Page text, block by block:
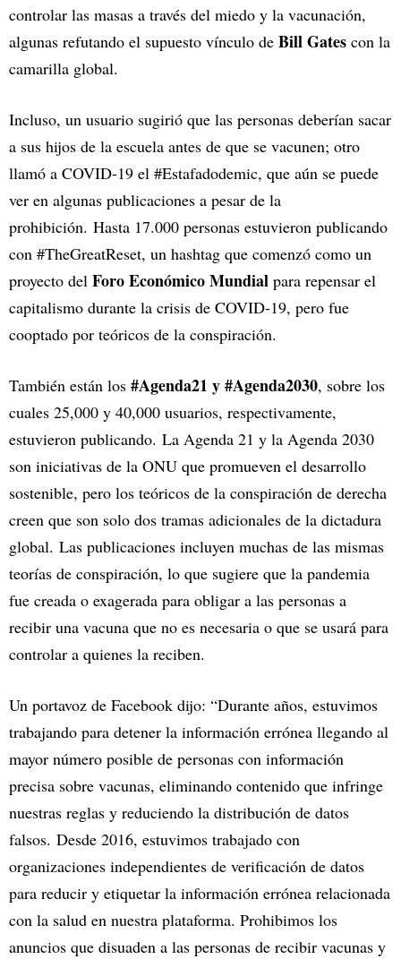
controlar las masas a través del miedo y la vacunación,
algunas refutando el supuesto vínculo de Bill Gates con la
camarilla global.
Incluso, un usuario sugirió que las personas deberían sacar
a sus hijos de la escuela antes de que se vacunen; otro
llamó a COVID-19 el #Estafadodemic, que aún se puede
ver en algunas publicaciones a pesar de la
prohibición. Hasta 17.000 personas estuvieron publicando
con #TheGreatReset, un hashtag que comenzó como un
proyecto del Foro Económico Mundial para repensar el
capitalismo durante la crisis de COVID-19, pero fue
cooptado por teóricos de la conspiración.
También están los #Agenda21 y #Agenda2030, sobre los
cuales 25,000 y 40,000 usuarios, respectivamente,
estuvieron publicando. La Agenda 21 y la Agenda 2030
son iniciativas de la ONU que promueven el desarrollo
sostenible, pero los teóricos de la conspiración de derecha
creen que son solo dos tramas adicionales de la dictadura
global. Las publicaciones incluyen muchas de las mismas
teorías de conspiración, lo que sugiere que la pandemia
fue creada o exagerada para obligar a las personas a
recibir una vacuna que no es necesaria o que se usará para
controlar a quienes la reciben.
Un portavoz de Facebook dijo: “Durante años, estuvimos
trabajando para detener la información errónea llegando al
mayor número posible de personas con información
precisa sobre vacunas, eliminando contenido que infringe
nuestras reglas y reduciendo la distribución de datos
falsos. Desde 2016, estuvimos trabajado con
organizaciones independientes de verificación de datos
para reducir y etiquetar la información errónea relacionada
con la salud en nuestra plataforma. Prohibimos los
anuncios que disuaden a las personas de recibir vacunas y